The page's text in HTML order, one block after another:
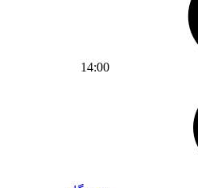
14:00